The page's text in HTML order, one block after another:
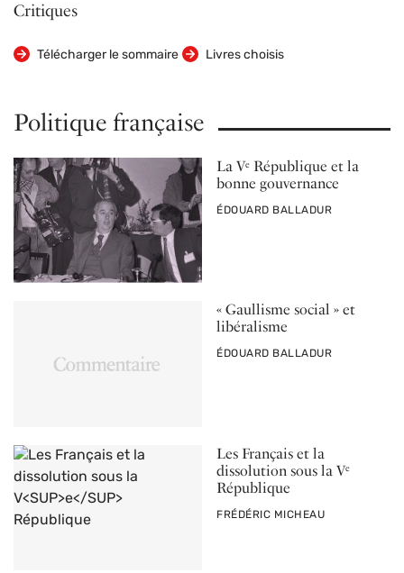
Critiques
Télécharger le sommaire Livres choisis
Politique française
La Ve République et la
bonne gouvernance
PAR
ÉDOUARD BALLADUR
« Gaullisme social » et
libéralisme
PAR
ÉDOUARD BALLADUR
Les Français et la
dissolution sous la Ve
République
PAR
FRÉDÉRIC MICHEAU